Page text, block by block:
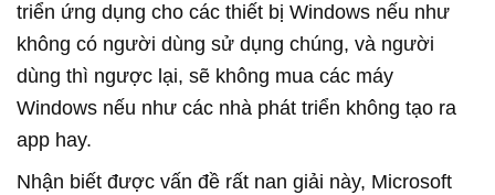
triển ứng dụng cho các thiết bị Windows nếu như
không có người dùng sử dụng chúng, và người
dùng thì ngược lại, sẽ không mua các máy
Windows nếu như các nhà phát triển không tạo ra
app hay.
Nhận biết được vấn đề rất nan giải này, Microsoft